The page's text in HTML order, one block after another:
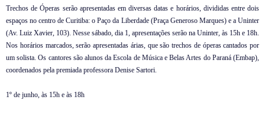
Trechos de Óperas serão apresentadas em diversas datas e horários, divididas entre dois
espaços no centro de Curitiba: o Paço da Liberdade (Praça Generoso Marques) e a Uninter
(Av. Luiz Xavier, 103). Nesse sábado, dia 1, apresentações serão na Uninter, às 15h e 18h.
Nos horários marcados, serão apresentadas árias, que são trechos de óperas cantados por
um solista. Os cantores são alunos da Escola de Música e Belas Artes do Paraná (Embap),
coordenados pela premiada professora Denise Sartori.
1º de junho, às 15h e às 18h